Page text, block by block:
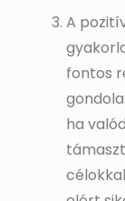
A
fontos
ha